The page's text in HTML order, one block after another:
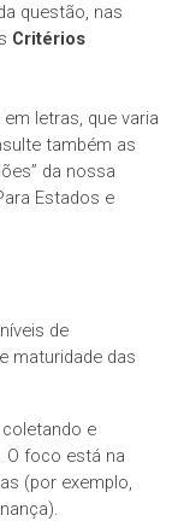
questão, nas
Critérios
letras, que varia
também as
da nossa
Estados e
de
maturidade das
e
O foco está na
(por exemplo,